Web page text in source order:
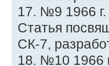
17. №9 1966
Статья
СК-7,
18. №10 1966